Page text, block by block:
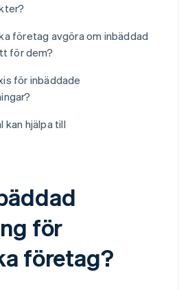
företag avgöra om inbäddad
för dem?
för inbäddade
kan hjälpa till
för
företag?